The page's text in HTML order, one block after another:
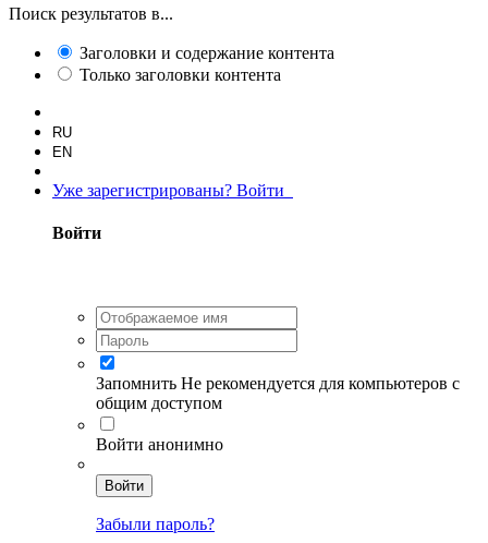
Поиск результатов в...
Заголовки и содержание контента
Только заголовки контента
RU
EN
Уже зарегистрированы? Войти
Войти
Запомнить Не рекомендуется для компьютеров с
общим доступом
Войти анонимно
Войти
Забыли пароль?